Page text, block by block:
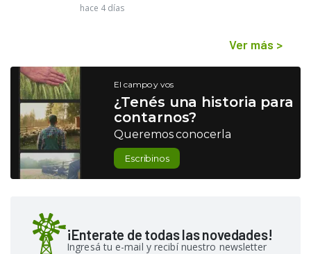
hace 4 días
Ver más >
El campo y vos
¿Tenés una historia para
contarnos?
Queremos conocerla
Escribinos
¡Enterate de todas las novedades!
Ingresá tu e-mail y recibí nuestro newsletter